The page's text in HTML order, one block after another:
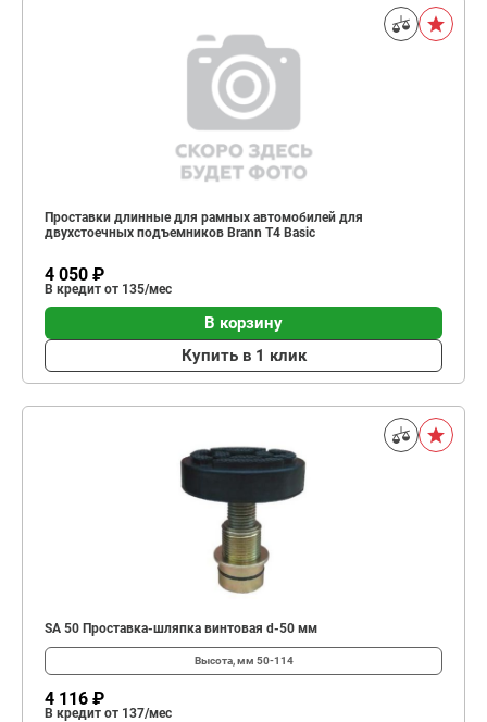
Проставки длинные для рамных автомобилей для
двухстоечных подъемников Brann T4 Basic
4 050 ₽
В кредит от 135/мес
В корзину
Купить в 1 клик
SA 50 Проставка-шляпка винтовая d-50 мм
Высота, мм 50-114
4 116 ₽
В кредит от 137/мес